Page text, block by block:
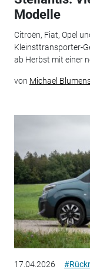
Modelle
Citroën, Fiat, Opel
Kleinsttransporter-
ab Herbst mit einer
von Michael
17.04.2026